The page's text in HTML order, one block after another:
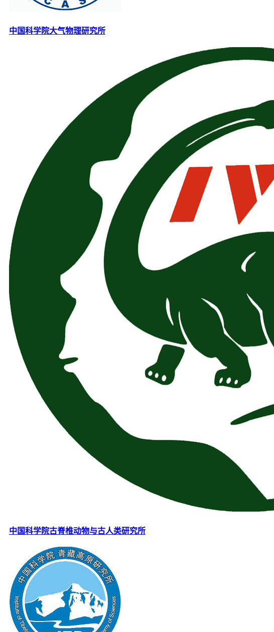
中国科学院大气物理研究所
中国科学院古脊椎动物与古人类研究所